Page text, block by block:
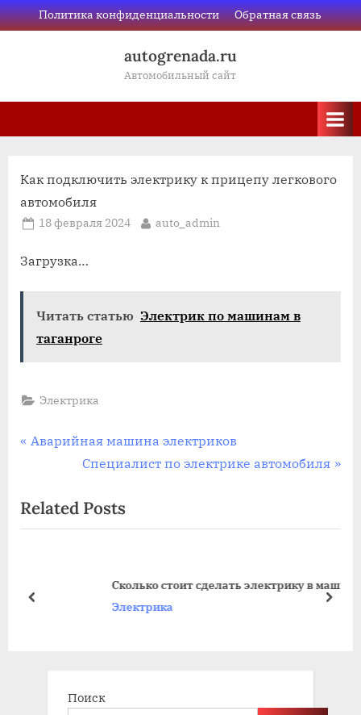
Skip
to
Политика конфиденциальности Обратная связь
autogrenada.ru
Автомобильный сайт
Как подключить электрику к прицепу легкового
автомобиля
Posted
18 февраля 2024 By
auto_admin
Загрузка…
Читать статью Электрик по машинам в
таганроге
Электрика
Навигация
записям
P
v
i
s
Аварийная машина электриков
N
x
t
Специалист по электрике автомобиля
Related Posts
Сколько стоит сделать электрику в машине
Электрика
prev next
Поиск